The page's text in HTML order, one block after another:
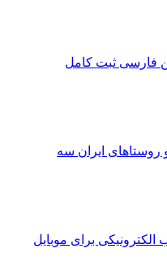
فارسی ثبت کامل
روستاهای ایران سه
- مجموعه 15 کتاب الکترونیکی برای موبایل